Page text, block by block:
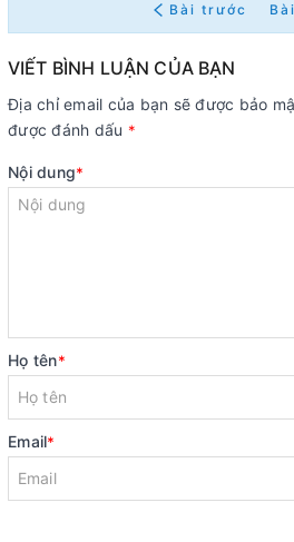
Bài trước
VIẾT BÌNH LUẬN CỦA BẠN
Địa chỉ email của bạn sẽ được bảo
được đánh dấu *
Nội dung*
Họ tên*
Email*